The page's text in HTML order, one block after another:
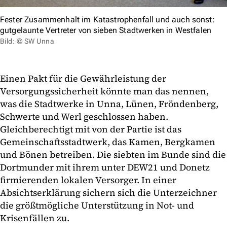
Fester Zusammenhalt im Katastrophenfall und auch sonst:
gutgelaunte Vertreter von sieben Stadtwerken in Westfalen
Bild: © SW Unna
Einen Pakt für die Gewährleistung der
Versorgungssicherheit könnte man das nennen,
was die Stadtwerke in Unna, Lünen, Fröndenberg,
Schwerte und Werl geschlossen haben.
Gleichberechtigt mit von der Partie ist das
Gemeinschaftsstadtwerk, das Kamen, Bergkamen
und Bönen betreiben. Die siebten im Bunde sind die
Dortmunder mit ihrem unter DEW21 und Donetz
firmierenden lokalen Versorger. In einer
Absichtserklärung sichern sich die Unterzeichner
die größtmögliche Unterstützung in Not- und
Krisenfällen zu.